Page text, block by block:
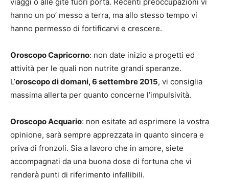
hanno un po’ messo a terra, ma allo stesso tempo vi
hanno permesso di fortificarvi e crescere.
Oroscopo Capricorno: non date inizio a progetti ed
attività per le quali non nutrite grandi speranze.
L’oroscopo di domani, 6 settembre 2015, vi consiglia
massima allerta per quanto concerne l’impulsività.
Oroscopo Acquario: non esitate ad esprimere la vostra
opinione, sarà sempre apprezzata in quanto sincera e
priva di fronzoli. Sia a lavoro che in amore, siete
accompagnati da una buona dose di fortuna che vi
renderà punti di riferimento infallibili.